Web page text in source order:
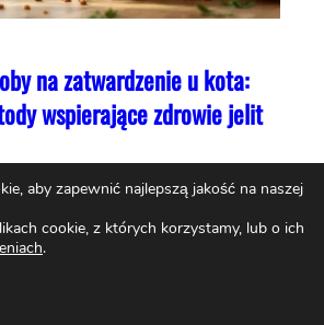
na zatwardzenie u kota:
wspierające zdrowie jelit
aby zapewnić najlepszą jakość na naszej
cookie, z których korzystamy, lub o ich
.